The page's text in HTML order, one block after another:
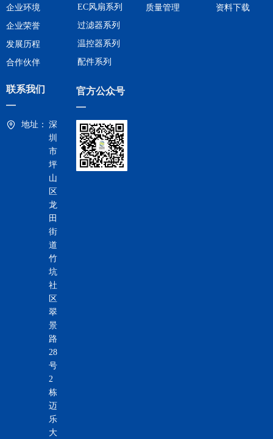
联系我们
—
地址： 深
圳
市
坪
山
区
龙
田
街
道
竹
坑
社
区
翠
景
路
28
号
2
栋
迈
乐
大
企业环境
企业荣誉
发展历程
合作伙伴
质量管理
资料下载
官方公众号
—
EC风扇系列
过滤器系列
温控器系列
配件系列